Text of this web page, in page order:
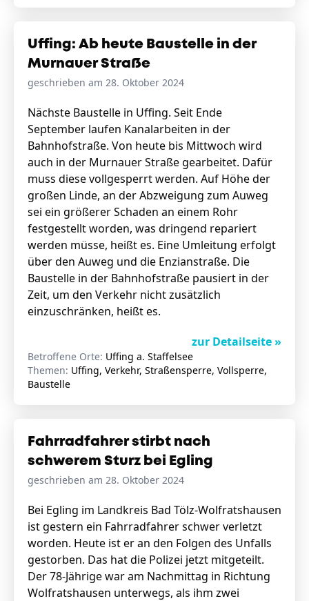
Uffing: Ab heute Baustelle in der
Murnauer Straße
geschrieben am 28. Oktober 2024
Nächste Baustelle in Uffing. Seit Ende
September laufen Kanalarbeiten in der
Bahnhofstraße. Von heute bis Mittwoch wird
auch in der Murnauer Straße gearbeitet. Dafür
muss diese vollgesperrt werden. Auf Höhe der
großen Linde, an der Abzweigung zum Auweg
sei ein größerer Schaden an einem Rohr
festgestellt worden, was dringend repariert
werden müsse, heißt es. Eine Umleitung erfolgt
über den Auweg und die Enzianstraße. Die
Baustelle in der Bahnhofstraße pausiert in der
Zeit, um den Verkehr nicht zusätzlich
einzuschränken, heißt es.
zur Detailseite »
Betroffene Orte: Uffing a. Staffelsee
Themen: Uffing, Verkehr, Straßensperre, Vollsperre,
Baustelle
Fahrradfahrer stirbt nach
schwerem Sturz bei Egling
geschrieben am 28. Oktober 2024
Bei Egling im Landkreis Bad Tölz-Wolfratshausen
ist gestern ein Fahrradfahrer schwer verletzt
worden. Heute ist er an den Folgen des Unfalls
gestorben. Das hat die Polizei jetzt mitgeteilt.
Der 78-Jährige war am Nachmittag in Richtung
Wolfratshausen unterwegs, als ihm zwei